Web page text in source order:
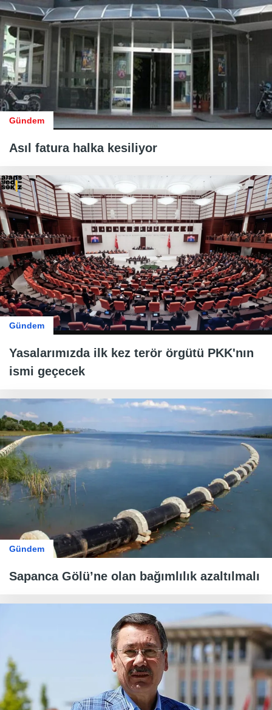
Gündem
Asıl fatura halka kesiliyor
Gündem
Yasalarımızda ilk kez terör örgütü PKK'nın
ismi geçecek
Gündem
Sapanca Gölü’ne olan bağımlılık azaltılmalı